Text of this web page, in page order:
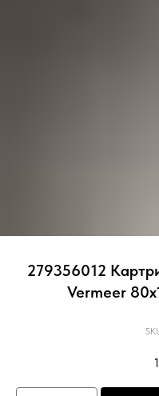
279356012
Vermeer